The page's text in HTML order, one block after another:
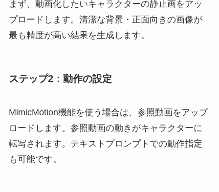
まず、動画化したいキャラクターの静止画をアッ
プロードします。清潔な背景・正面向きの画像が
最も精度が高い結果を生成します。
ステップ2：動作の設定
MimicMotion機能を使う場合は、参照動画をアップ
ロードします。参照動画の動きがキャラクターに
転写されます。テキストプロンプトでの動作指定
も可能です。